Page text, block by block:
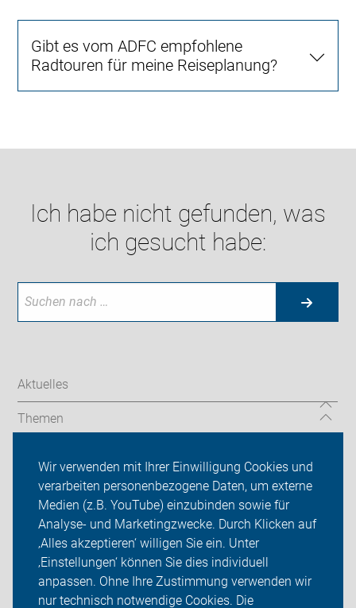
Wir verwenden mit Ihrer Einwilligung Cookies und
verarbeiten personenbezogene Daten, um externe
Medien (z.B. YouTube) einzubinden sowie für
Analyse- und Marketingzwecke. Durch Klicken auf
‚Alles akzeptieren‘ willigen Sie ein. Unter
‚Einstellungen‘ können Sie dies individuell
anpassen. Ohne Ihre Zustimmung verwenden wir
nur technisch notwendige Cookies. Die
Gibt es vom ADFC empfohlene
Radtouren für meine Reiseplanung?
Ich habe nicht gefunden, was
ich gesucht habe:
Aktuelles
Themen
Der ADFC in Krefeld und im Kreis Viersen
Sei dabei
Presse
Login